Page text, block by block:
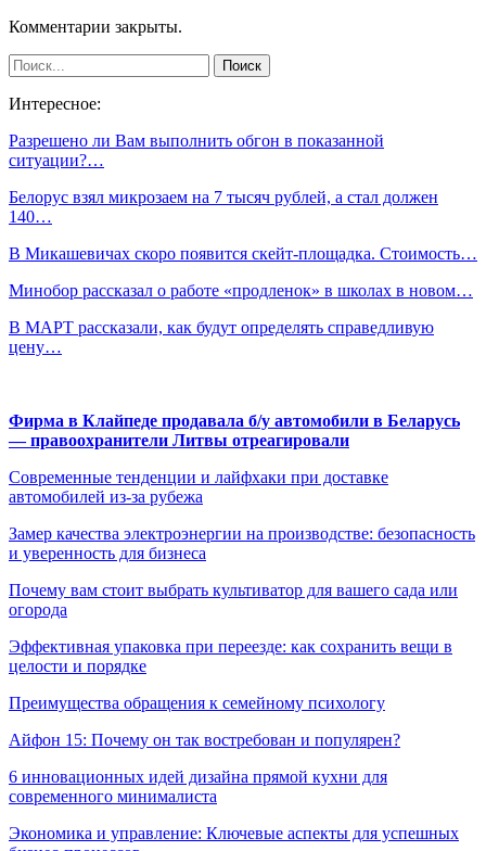
Комментарии закрыты.
Интересное:
Разрешено ли Вам выполнить обгон в показанной
ситуации?…
Белорус взял микрозаем на 7 тысяч рублей, а стал должен
140…
В Микашевичах скоро появится скейт-площадка. Стоимость…
Минобор рассказал о работе «продленок» в школах в новом…
В МАРТ рассказали, как будут определять справедливую
цену…
Фирма в Клайпеде продавала б/у автомобили в Беларусь
— правоохранители Литвы отреагировали
Современные тенденции и лайфхаки при доставке
автомобилей из-за рубежа
Замер качества электроэнергии на производстве: безопасность
и уверенность для бизнеса
Почему вам стоит выбрать культиватор для вашего сада или
огорода
Эффективная упаковка при переезде: как сохранить вещи в
целости и порядке
Преимущества обращения к семейному психологу
Айфон 15: Почему он так востребован и популярен?
6 инновационных идей дизайна прямой кухни для
современного минималиста
Экономика и управление: Ключевые аспекты для успешных